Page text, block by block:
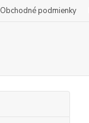
Obchodné podmienky